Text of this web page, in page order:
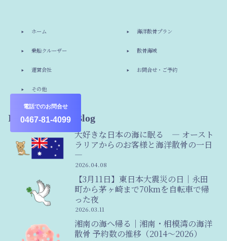
電話でのお問合せ
0467-81-4099
ホーム 海洋散骨プラン
乗船クルーザー 散骨海域
運営会社 お問合せ・ご予約
その他
Information & Blog
大好きな日本の海に眠る ― オースト
ラリアからのお客様と海洋散骨の一日
―
2026.04.08
【3月11日】東日本大震災の日｜永田
町から茅ヶ崎まで70kmを自転車で帰
った夜
2026.03.11
湘南の海へ帰る｜湘南・相模湾の海洋
散骨 予約数の推移（2014〜2026）